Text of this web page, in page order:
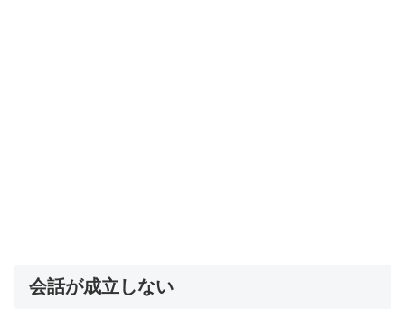
会話が成立しない